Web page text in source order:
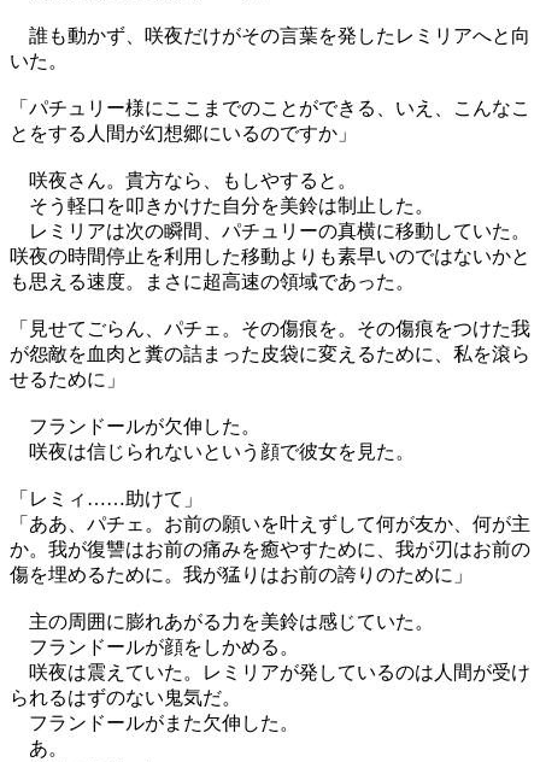
誰も動かず、咲夜だけがその言葉を発したレミリアへと向
いた。
「パチュリー様にここまでのことができる、いえ、こんなこ
とをする人間が幻想郷にいるのですか」
咲夜さん。貴方なら、もしやすると。
そう軽口を叩きかけた自分を美鈴は制止した。
レミリアは次の瞬間、パチュリーの真横に移動していた。
咲夜の時間停止を利用した移動よりも素早いのではないかと
も思える速度。まさに超高速の領域であった。
「見せてごらん、パチェ。その傷痕を。その傷痕をつけた我
が怨敵を血肉と糞の詰まった皮袋に変えるために、私を滾ら
せるために」
フランドールが欠伸した。
咲夜は信じられないという顔で彼女を見た。
「レミィ……助けて」
「ああ、パチェ。お前の願いを叶えずして何が友か、何が主
か。我が復讐はお前の痛みを癒やすために、我が刃はお前の
傷を埋めるために。我が猛りはお前の誇りのために」
主の周囲に膨れあがる力を美鈴は感じていた。
フランドールが顔をしかめる。
咲夜は震えていた。レミリアが発しているのは人間が受け
られるはずのない鬼気だ。
フランドールがまた欠伸した。
あ。